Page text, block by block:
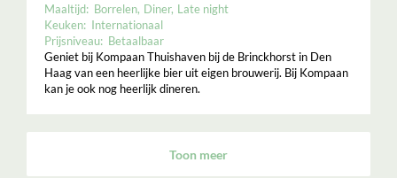
Maaltijd: Borrelen Diner Late night
Keuken: Internationaal
Prijsniveau: Betaalbaar
Geniet bij Kompaan Thuishaven bij de Brinckhorst in Den
Haag van een heerlijke bier uit eigen brouwerij. Bij Kompaan
kan je ook nog heerlijk dineren.
Toon meer